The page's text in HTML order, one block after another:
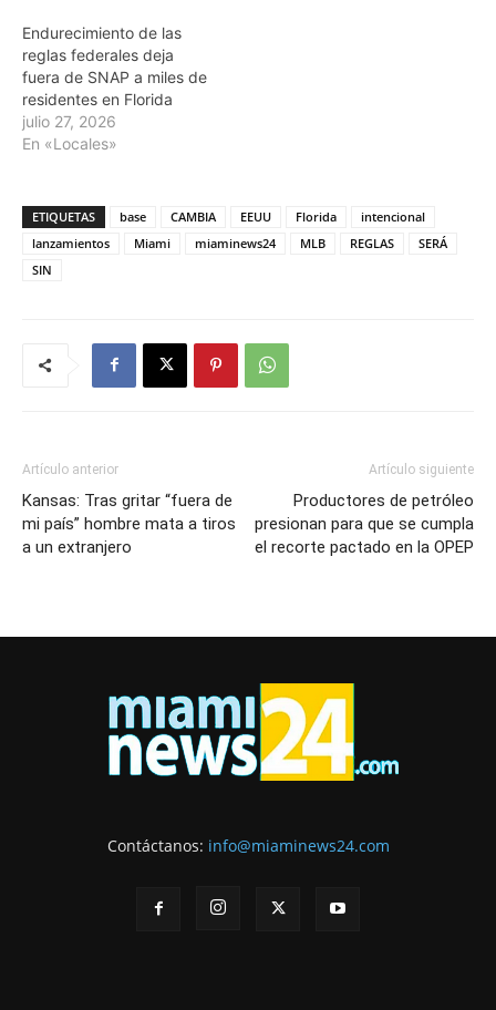
Endurecimiento de las
reglas federales deja
fuera de SNAP a miles de
residentes en Florida
julio 27, 2026
En «Locales»
ETIQUETAS base CAMBIA EEUU Florida
intencional
lanzamientos
Miami miaminews24 MLB REGLAS
SERÁ
SIN
Artículo anterior
Kansas: Tras gritar “fuera de
mi país” hombre mata a tiros
a un extranjero
Artículo siguiente
Productores de petróleo
presionan para que se cumpla
el recorte pactado en la OPEP
Contáctanos: info@miaminews24.com